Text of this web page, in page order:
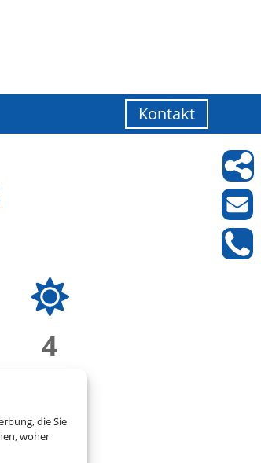
die Sie
woher
Kontakt
4